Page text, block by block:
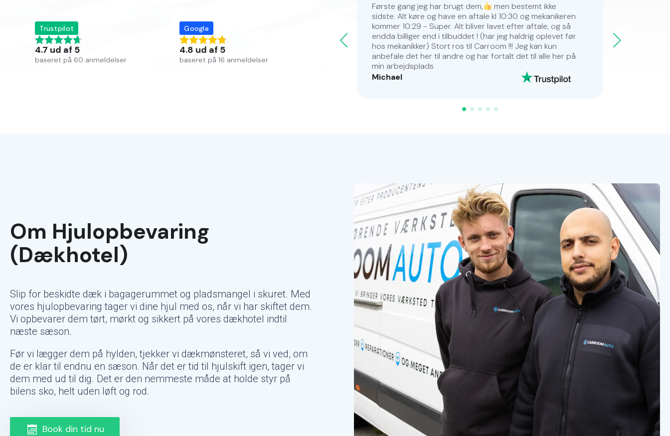
Trustpilot
4.7 ud af 5
baseret på 60 anmeldelser
Google
4.8 ud af 5
baseret på 16 anmeldelser
vejledte os til den rette service pakke og gav en grundig
forklaring. Vi har tidligere fået unødvendig service på
vores bil, og Adam var så venlig at vejlede os til hvordan
det skulle gøres i fremtiden.
Vi skal helt sikkert benytte os af dem igen.
Første gang jeg har brugt dem,
men bestemt ikke
sidste. Alt køre og have en aftale kl 10:30 og mekanikeren
kommer 10:29 - Super. Alt bliver lavet efter aftale, og så
endda billiger end i tilbuddet ! (har jeg haldrig oplevet før
hos mekanikker) Stort ros til Carroom !!! Jeg kan kun
anbefale det her til andre og har fortalt det til alle her på
min arbejdsplads
Michael
Om Hjulopbevaring
(Dækhotel)
Slip for beskidte dæk i bagagerummet og pladsmangel i skuret. Med
vores hjulopbevaring tager vi dine hjul med os, når vi har skiftet dem.
Vi opbevarer dem tørt, mørkt og sikkert på vores dækhotel indtil
næste sæson.
Før vi lægger dem på hylden, tjekker vi dækmønsteret, så vi ved, om
de er klar til endnu en sæson. Når det er tid til hjulskift igen, tager vi
dem med ud til dig. Det er den nemmeste måde at holde styr på
bilens sko, helt uden løft og rod.
Book din tid nu